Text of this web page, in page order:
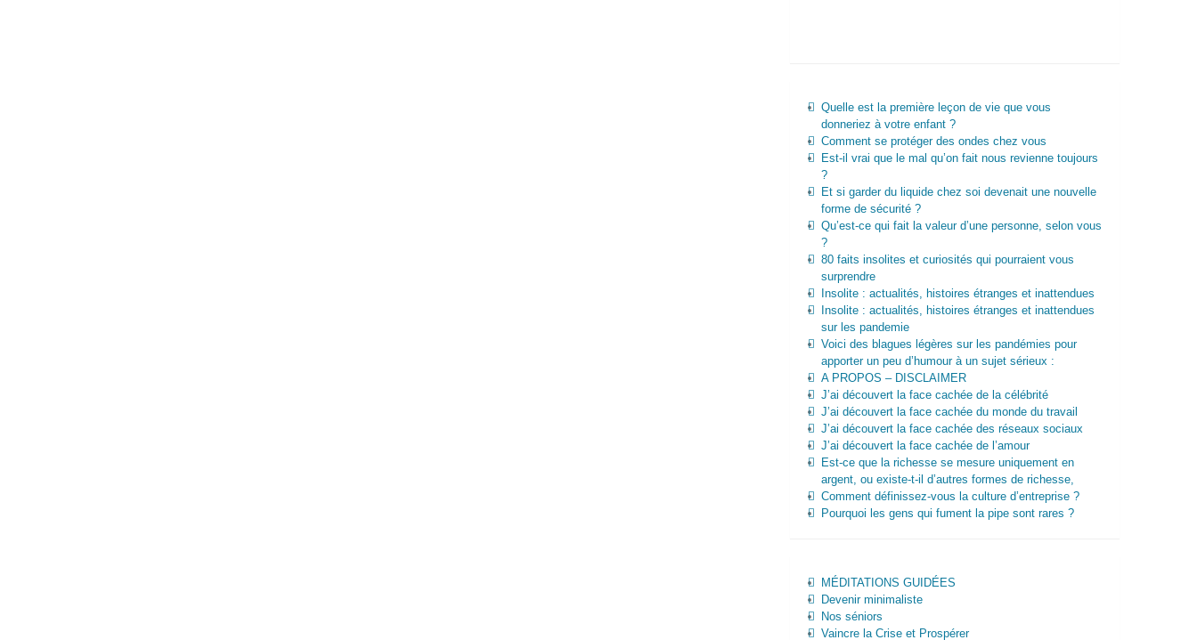
Quelle est la première leçon de vie que vous
donneriez à votre enfant ?
Comment se protéger des ondes chez vous
Est-il vrai que le mal qu’on fait nous revienne toujours
?
Et si garder du liquide chez soi devenait une nouvelle
forme de sécurité ?
Qu’est-ce qui fait la valeur d’une personne, selon vous
?
80 faits insolites et curiosités qui pourraient vous
surprendre
Insolite : actualités, histoires étranges et inattendues
Insolite : actualités, histoires étranges et inattendues
sur les pandemie
Voici des blagues légères sur les pandémies pour
apporter un peu d’humour à un sujet sérieux :
A PROPOS – DISCLAIMER
J’ai découvert la face cachée de la célébrité
J’ai découvert la face cachée du monde du travail
J’ai découvert la face cachée des réseaux sociaux
J’ai découvert la face cachée de l’amour
Est-ce que la richesse se mesure uniquement en
argent, ou existe-t-il d’autres formes de richesse,
Comment définissez-vous la culture d’entreprise ?
Pourquoi les gens qui fument la pipe sont rares ?
MÉDITATIONS GUIDÉES
Devenir minimaliste
Nos séniors
Vaincre la Crise et Prospérer